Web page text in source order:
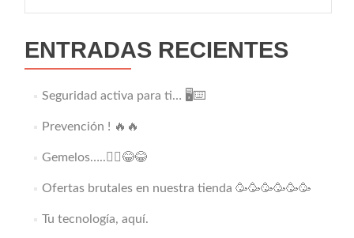
la
Playstation
5
ENTRADAS RECIENTES
Seguridad activa para ti… 🖥️⌨️
Prevención ! 🔥🔥
Gemelos…..👯‍♂️😂😂
Ofertas brutales en nuestra tienda 🥳🥳🥳🥳🥳🥳
Tu tecnología, aquí.